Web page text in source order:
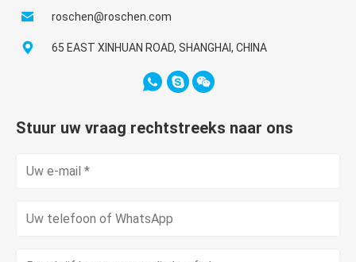
roschen@roschen.com
65 EAST XINHUAN ROAD, SHANGHAI, CHINA
Stuur uw vraag rechtstreeks naar ons